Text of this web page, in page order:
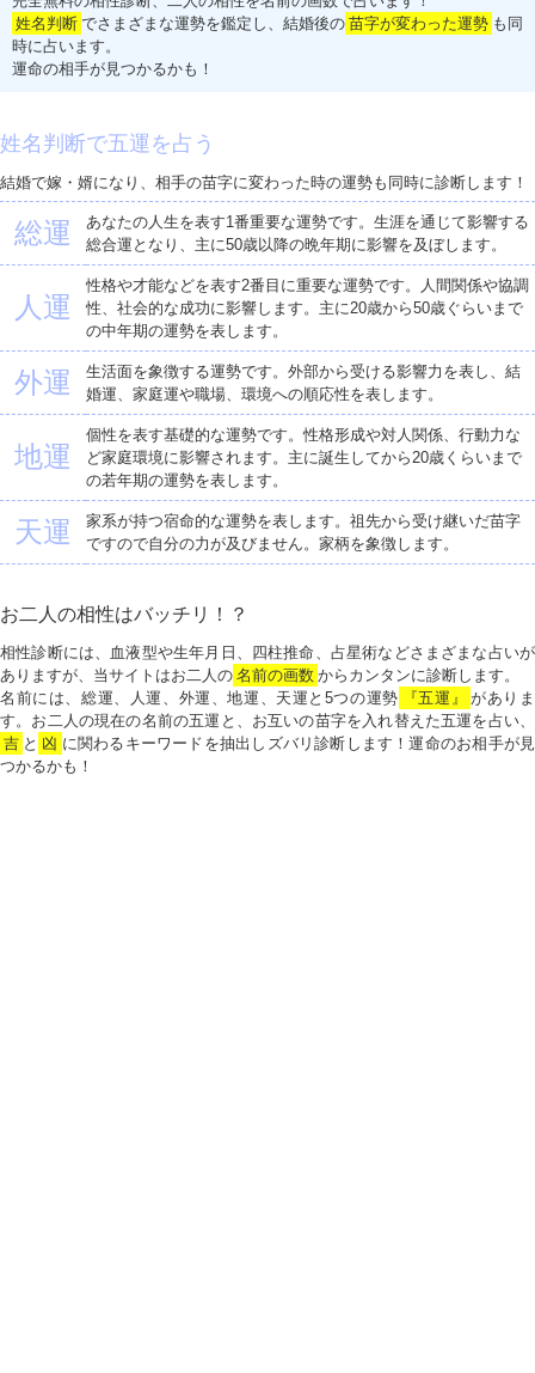
姓名判断 でさまざまな運勢を鑑定し、結婚後の 苗字が変わった運勢 も同
時に占います。
運命の相手が見つかるかも！
姓名判断で五運を占う
結婚で嫁・婿になり、相手の苗字に変わった時の運勢も同時に診断します！
総運
あなたの人生を表す1番重要な運勢です。生涯を通じて影響する
総合運となり、主に50歳以降の晩年期に影響を及ぼします。
人運
性格や才能などを表す2番目に重要な運勢です。人間関係や協調
性、社会的な成功に影響します。主に20歳から50歳ぐらいまで
の中年期の運勢を表します。
外運
生活面を象徴する運勢です。外部から受ける影響力を表し、結
婚運、家庭運や職場、環境への順応性を表します。
地運
個性を表す基礎的な運勢です。性格形成や対人関係、行動力な
ど家庭環境に影響されます。主に誕生してから20歳くらいまで
の若年期の運勢を表します。
天運
家系が持つ宿命的な運勢を表します。祖先から受け継いだ苗字
ですので自分の力が及びません。家柄を象徴します。
お二人の相性はバッチリ！？
相性診断には、血液型や生年月日、四柱推命、占星術などさまざまな占いが
ありますが、当サイトはお二人の 名前の画数 からカンタンに診断します。
名前には、総運、人運、外運、地運、天運と5つの運勢
『五運』
がありま
す。お二人の現在の名前の五運と、お互いの苗字を入れ替えた五運を占い、
吉 と 凶 に関わるキーワードを抽出しズバリ診断します！運命のお相手が見
つかるかも！